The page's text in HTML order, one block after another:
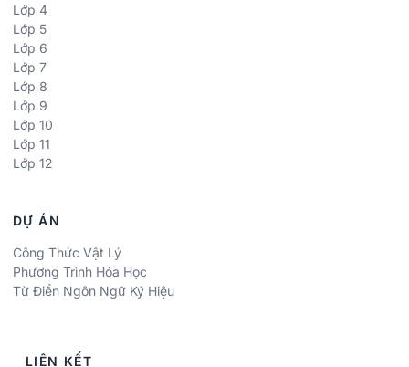
Lớp 4
Lớp 5
Lớp 6
Lớp 7
Lớp 8
Lớp 9
Lớp 10
Lớp 11
Lớp 12
DỰ ÁN
Công Thức Vật Lý
Phương Trình Hóa Học
Từ Điển Ngôn Ngữ Ký Hiệu
LIÊN KẾT